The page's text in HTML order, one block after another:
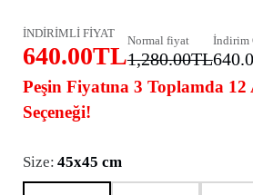
İNDİRİMLİ FİYAT
640.00TL
Normal fiyat
1,280.00TL
İndirim
Peşin Fiyatına 3 Toplamda
Seçeneği!
Size: 45x45 cm